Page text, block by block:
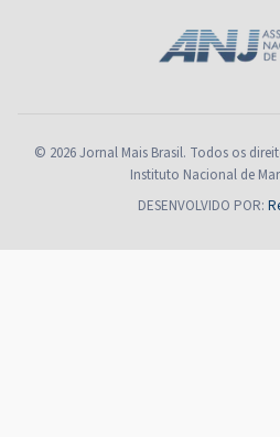
© 2026 Jornal Mais Brasil. Todos os
Instituto Nacional de
DESENVOLVIDO POR: